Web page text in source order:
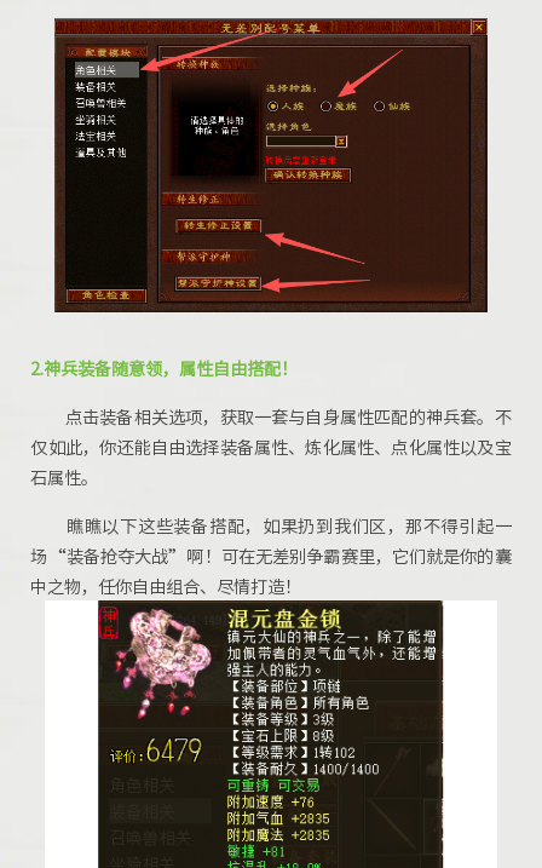
2.神兵装备随意领，属性自由搭配！
点击装备相关选项，获取一套与自身属性匹配的神兵套。不
仅如此，你还能自由选择装备属性、炼化属性、点化属性以及宝
石属性。
瞧瞧以下这些装备搭配，如果扔到我们区，那不得引起一
场“装备抢夺大战”啊！可在无差别争霸赛里，它们就是你的囊
中之物，任你自由组合、尽情打造！